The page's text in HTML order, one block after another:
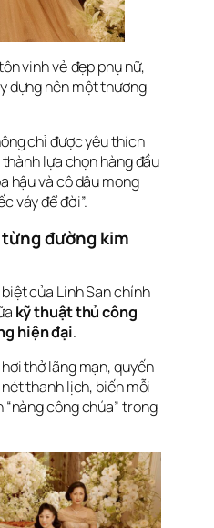
vinh vẻ đẹp phụ nữ,
dựng nên một thương
chỉ được yêu thích
lựa chọn hàng đầu
hậu và cô dâu mong
váy để đời”.
đường kim
của Linh San chính
kỹ thuật thủ công
hiện đại.
thở lãng mạn, quyến
thanh lịch, biến mỗi
công chúa” trong